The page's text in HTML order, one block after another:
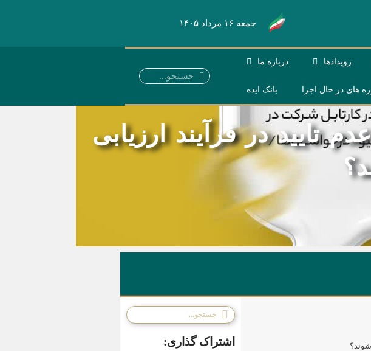
جمعه ۱۶ مرداد ۱۴۰۵
رویداد‌ها درباره ما
های در حال اجرا بانک ایده
تایید در فرآیند ارزیابی
اشتراک گذاری: